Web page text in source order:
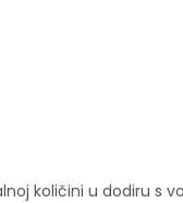
količini u dodiru s